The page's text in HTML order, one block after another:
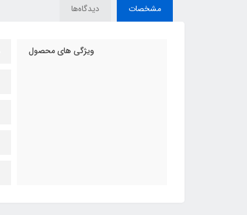
مشخصات دیدگاه‌ها
ویژگی های محصول